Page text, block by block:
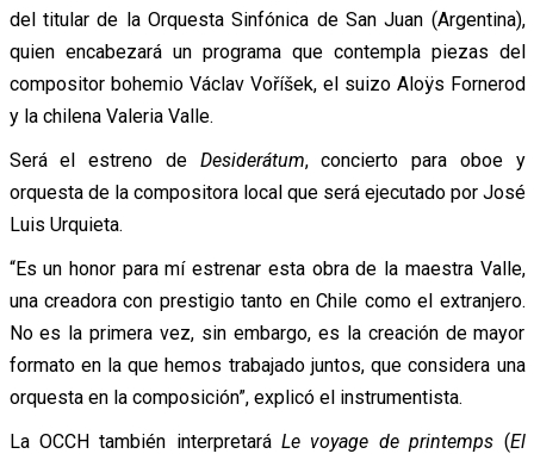
del titular de la Orquesta Sinfónica de San Juan (Argentina),
quien encabezará un programa que contempla piezas del
compositor bohemio Václav Voříšek, el suizo Aloÿs Fornerod
y la chilena Valeria Valle.
Será el estreno de Desiderátum, concierto para oboe y
orquesta de la compositora local que será ejecutado por José
Luis Urquieta.
“Es un honor para mí estrenar esta obra de la maestra Valle,
una creadora con prestigio tanto en Chile como el extranjero.
No es la primera vez, sin embargo, es la creación de mayor
formato en la que hemos trabajado juntos, que considera una
orquesta en la composición”, explicó el instrumentista.
La OCCH también interpretará Le voyage de printemps (El